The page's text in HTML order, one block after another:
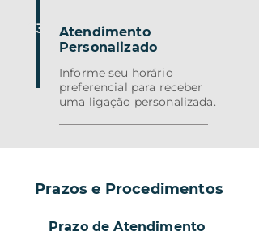
Atendimento
Personalizado
03
Informe seu horário
preferencial para receber
uma ligação personalizada.
Prazos e Procedimentos
Prazo de Atendimento